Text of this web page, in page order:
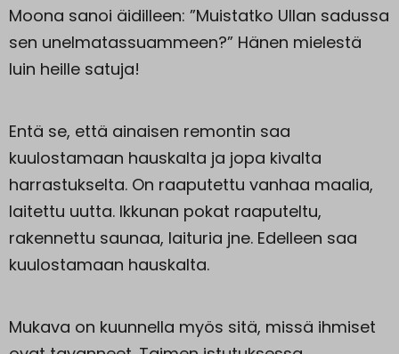
Moona sanoi äidilleen: ”Muistatko Ullan sadussa
sen unelmatassuammeen?” Hänen mielestä
luin heille satuja!
Entä se, että ainaisen remontin saa
kuulostamaan hauskalta ja jopa kivalta
harrastukselta. On raaputettu vanhaa maalia,
laitettu uutta. Ikkunan pokat raaputeltu,
rakennettu saunaa, laituria jne. Edelleen saa
kuulostamaan hauskalta.
Mukava on kuunnella myös sitä, missä ihmiset